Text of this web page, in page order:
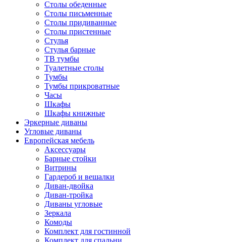
Столы обеденные
Столы письменные
Столы придиванные
Столы пристенные
Стулья
Стулья барные
ТВ тумбы
Туалетные столы
Тумбы
Тумбы прикроватные
Часы
Шкафы
Шкафы книжные
Эркерные диваны
Угловые диваны
Европейская мебель
Аксессуары
Барные стойки
Витрины
Гардероб и вешалки
Диван-двойка
Диван-тройка
Диваны угловые
Зеркала
Комоды
Комплект для гостинной
Комплект для спальни